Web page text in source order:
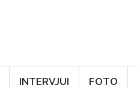
INTERVJUI FOTO